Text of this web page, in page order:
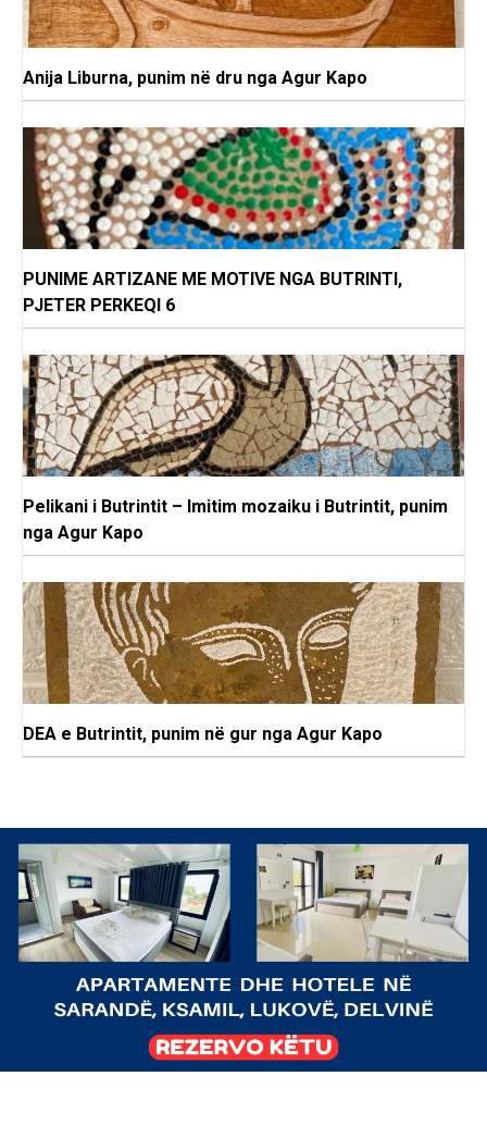
Anija Liburna, punim në dru nga Agur Kapo
PUNIME ARTIZANE ME MOTIVE NGA BUTRINTI,
PJETER PERKEQI 6
Pelikani i Butrintit – Imitim mozaiku i Butrintit, punim
nga Agur Kapo
DEA e Butrintit, punim në gur nga Agur Kapo